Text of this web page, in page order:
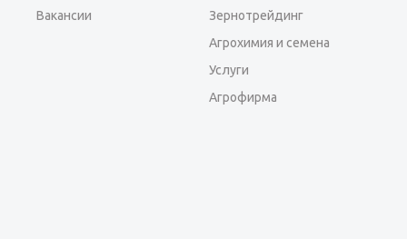
Вакансии
Зернотрейдинг
Агрохимия и семена
Услуги
Агрофирма